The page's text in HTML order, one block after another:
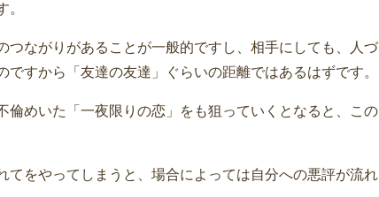
。
つながりがあることが一般的ですし、相手にしても、人づ
すから「友達の友達」ぐらいの距離ではあるはずです。
倫めいた「一夜限りの恋」をも狙っていくとなると、この
てをやってしまうと、場合によっては自分への悪評が流れ